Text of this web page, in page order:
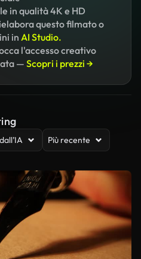
in qualità 4K e HD
questo filmato o
in AI Studio.
l'accesso creativo
— Scopri i prezzi →
Più recente